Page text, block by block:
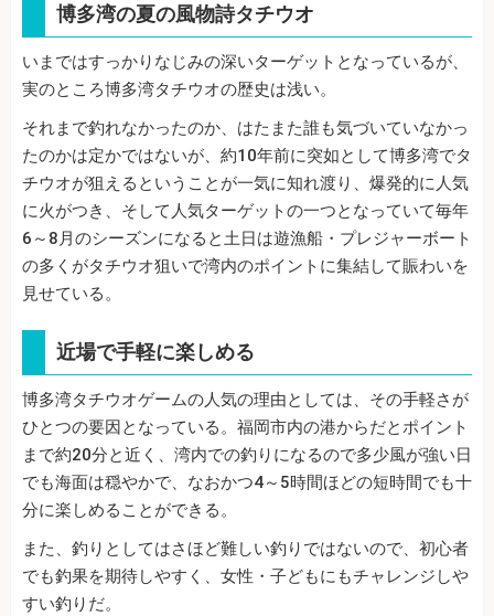
博多湾の夏の風物詩タチウオ
いまではすっかりなじみの深いターゲットとなっているが、
実のところ博多湾タチウオの歴史は浅い。
それまで釣れなかったのか、はたまた誰も気づいていなかっ
たのかは定かではないが、約10年前に突如として博多湾でタ
チウオが狙えるということが一気に知れ渡り、爆発的に人気
に火がつき、そして人気ターゲットの一つとなっていて毎年
6～8月のシーズンになると土日は遊漁船・プレジャーボート
の多くがタチウオ狙いで湾内のポイントに集結して賑わいを
見せている。
近場で手軽に楽しめる
博多湾タチウオゲームの人気の理由としては、その手軽さが
ひとつの要因となっている。福岡市内の港からだとポイント
まで約20分と近く、湾内での釣りになるので多少風が強い日
でも海面は穏やかで、なおかつ4～5時間ほどの短時間でも十
分に楽しめることができる。
また、釣りとしてはさほど難しい釣りではないので、初心者
でも釣果を期待しやすく、女性・子どもにもチャレンジしや
すい釣りだ。